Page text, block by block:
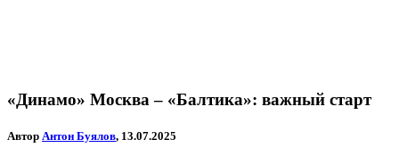
«Динамо» Москва – «Балтика»: важный старт
Автор Антон Буялов, 13.07.2025